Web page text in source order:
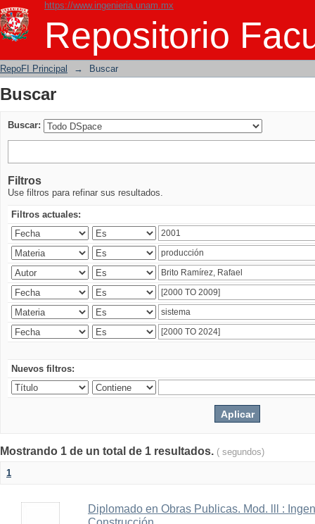
https://www.ingenieria.unam.mx
Repositorio
Buscar
RepoFI Principal → Buscar
Buscar
Buscar:
Filtros
Use filtros para refinar sus resultados.
Filtros actuales:
Nuevos filtros:
Mostrando 1 de un total de 1 resultados. ( segundos)
1
Diplomado en Obras Publicas. Mod. lll :